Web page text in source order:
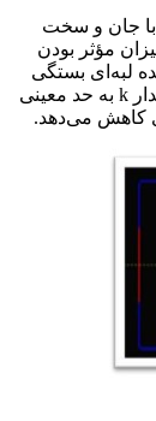
با جان و سخت
مؤثر بودن
لبه‌ای بستگی
دارد. چرا که اگر این مقدار، ناکافی باشد یعنی مقدار k به حد معینی
کاهش می‌دهد.